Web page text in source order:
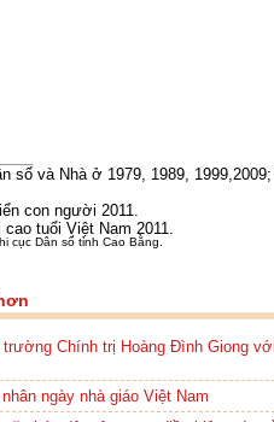
số và Nhà ở 1979, 1989,
con người 2011.
tuổi Việt Nam 2011.
cục Dân số tỉnh Cao Bằng.
trường Chính trị Hoàng Đình Giong
ngày nhà giáo Việt Nam